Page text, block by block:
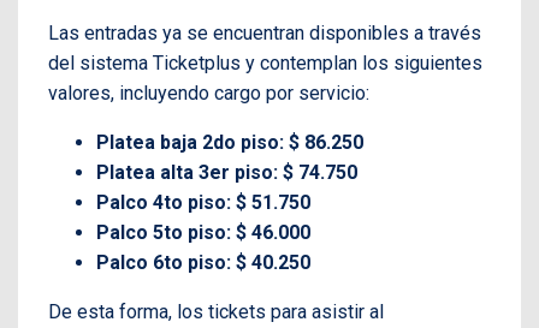
Las entradas ya se encuentran disponibles a través
del sistema Ticketplus y contemplan los siguientes
valores, incluyendo cargo por servicio:
Platea baja 2do piso: $ 86.250
Platea alta 3er piso: $ 74.750
Palco 4to piso: $ 51.750
Palco 5to piso: $ 46.000
Palco 6to piso: $ 40.250
De esta forma, los tickets para asistir al